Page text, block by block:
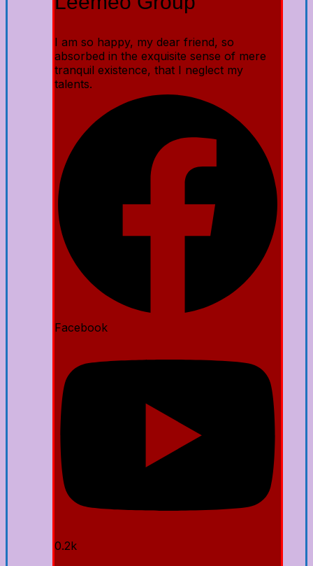
I am so happy, my dear friend, so
absorbed in the exquisite sense of mere
tranquil existence, that I neglect my
talents.
Facebook
0.2k